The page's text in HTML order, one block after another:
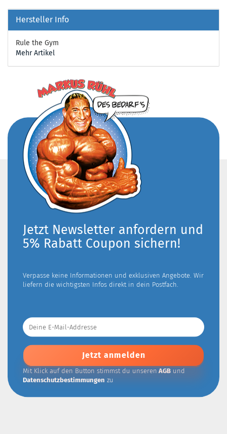
Hersteller Info
Rule the Gym
Mehr Artikel
Jetzt Newsletter anfordern und
5% Rabatt Coupon sichern!
Verpasse keine Informationen und exklusiven Angebote. Wir
liefern die wichtigsten Infos direkt in dein Postfach.
Deine
E-
Mail-
Addresse
Mit Klick auf den Button stimmst du unseren AGB und
Datenschutzbestimmungen zu